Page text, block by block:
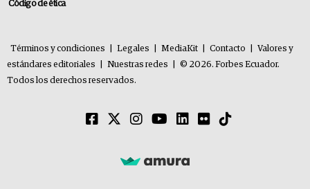
Código de ética
Términos y condiciones Legales MediaKit Contacto
Valores y
estándares editoriales
Nuestras redes
© 2026. Forbes Ecuador.
Todos los derechos reservados.